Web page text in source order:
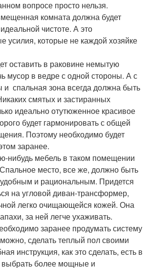
вопросе просто нельзя.
комната должна будет
чистоте. А это
усилия, которые не каждой хозяйке
оставить в раковине немытую
мусор в ведре с одной стороны. А с
и спальная зона всегда должна быть
смятых и застиранных
идеально отутюженное красивое
будет гармонировать с общей
Поэтому необходимо будет
заранее.
нибудь мебель в таком помещении
место, все же, должно быть
и рациональным. Придется
на угловой диван-трансформер,
легко очищающейся кожей. Она
за ней легче ухаживать.
заранее продумать систему
сделать теплый пол своими
инструкция, как это сделать, есть в
выбрать более мощные и